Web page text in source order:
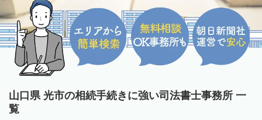
山口県 光市の相続手続きに強い司法書士事務所 一
覧